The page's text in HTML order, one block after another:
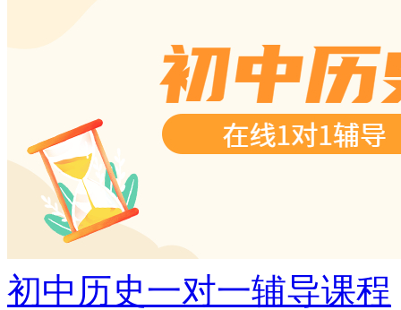
初中历史一对一辅导课程